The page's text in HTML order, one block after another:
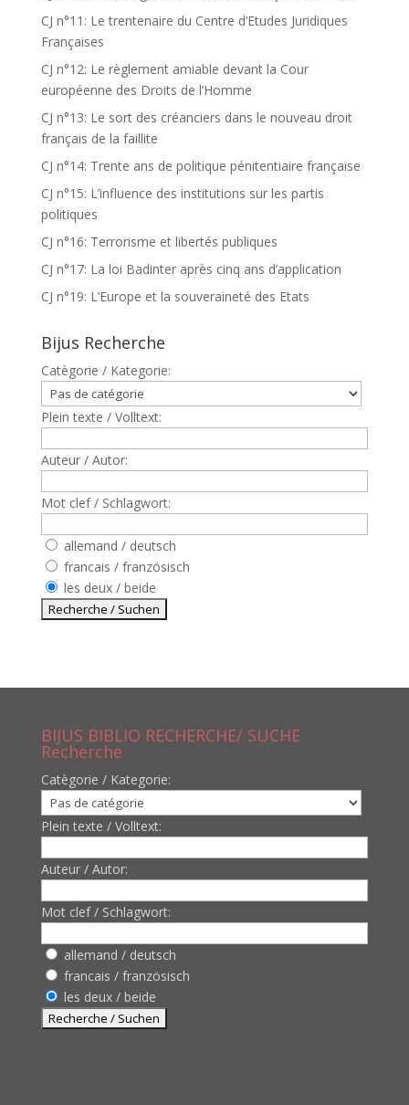
CJ n°11: Le trentenaire du Centre d’Etudes Juridiques
Françaises
CJ n°12: Le règlement amiable devant la Cour
européenne des Droits de l’Homme
CJ n°13: Le sort des créanciers dans le nouveau droit
français de la faillite
CJ n°14: Trente ans de politique pénitentiaire française
CJ n°15: L’influence des institutions sur les partis
politiques
CJ n°16: Terrorisme et libertés publiques
CJ n°17: La loi Badinter après cinq ans d’application
CJ n°19: L’Europe et la souveraineté des Etats
Bijus Recherche
Catègorie / Kategorie:
Plein texte / Volltext:
Auteur / Autor:
Mot clef / Schlagwort:
allemand / deutsch
francais / französisch
les deux / beide
BIJUS BIBLIO RECHERCHE/ SUCHE
Recherche
Catègorie / Kategorie:
Plein texte / Volltext:
Auteur / Autor:
Mot clef / Schlagwort:
allemand / deutsch
francais / französisch
les deux / beide